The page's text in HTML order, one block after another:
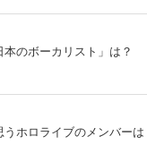
のボーカリスト」は？
ホロライブのメンバーは